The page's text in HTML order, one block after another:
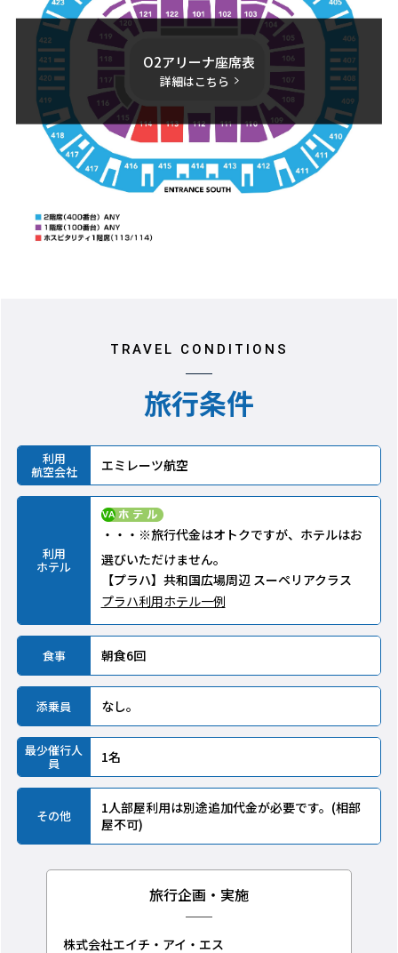
O2アリーナ座席表
詳細はこちら
TRAVEL CONDITIONS
旅行条件
利用
航空会社 エミレーツ航空
利用
ホテル
・・・※旅行代金はオトクですが、ホテルはお
選びいただけません。
【プラハ】共和国広場周辺 スーペリアクラス
プラハ利用ホテル一例
食事 朝食6回
添乗員 なし。
最少催行人
員 1名
その他
1人部屋利用は別途追加代金が必要です。(相部
屋不可)
旅行企画・実施
株式会社エイチ・アイ・エス